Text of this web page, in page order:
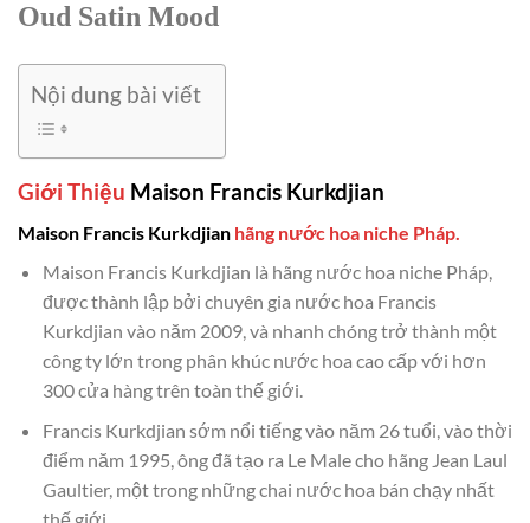
Oud Satin Mood
Nội dung bài viết
Giới Thiệu Maison Francis Kurkdjian
Maison Francis Kurkdjian hãng nước hoa niche Pháp.
Maison Francis Kurkdjian là hãng nước hoa niche Pháp,
được thành lập bởi chuyên gia nước hoa Francis
Kurkdjian vào năm 2009, và nhanh chóng trở thành một
công ty lớn trong phân khúc nước hoa cao cấp với hơn
300 cửa hàng trên toàn thế giới.
Francis Kurkdjian sớm nổi tiếng vào năm 26 tuổi, vào thời
điểm năm 1995, ông đã tạo ra Le Male cho hãng Jean Laul
Gaultier, một trong những chai nước hoa bán chạy nhất